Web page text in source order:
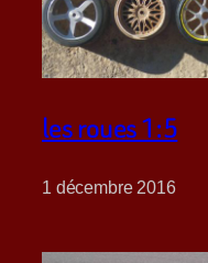
les roues 1:5
1 décembre 2016